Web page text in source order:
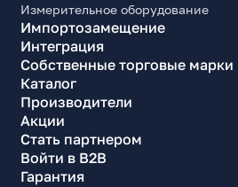
Измерительное оборудование
Импортозамещение
Интеграция
Собственные торговые марки
Каталог
Производители
Акции
Стать партнером
Войти в B2B
Гарантия